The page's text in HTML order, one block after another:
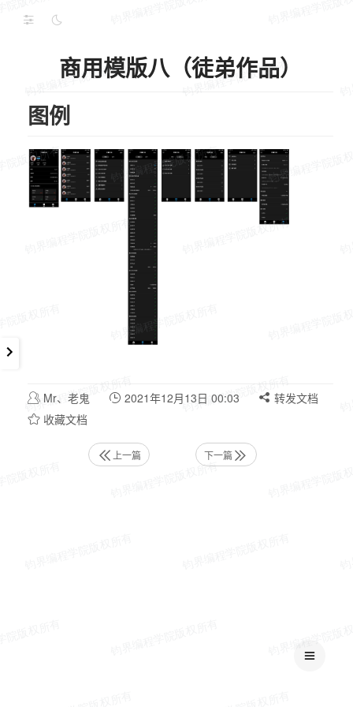
商用模版八（徒弟作品）
图例
Mr、老鬼 2021年12月13日 00:03
转发文档
收藏文档
上一篇 下一篇